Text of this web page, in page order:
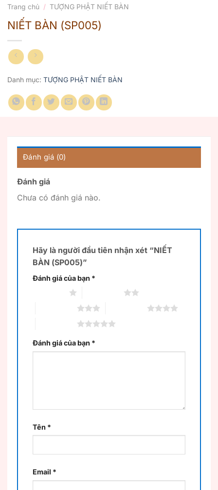
Trang chủ / TƯỢNG PHẬT NIẾT BÀN
NIẾT BÀN (SP005)
Danh mục: TƯỢNG PHẬT NIẾT BÀN
Đánh giá (0)
Đánh giá
Chưa có đánh giá nào.
Hãy là người đầu tiên nhận xét “NIẾT
BÀN (SP005)”
Đánh giá của bạn *
Đánh giá của bạn *
Tên *
Email *